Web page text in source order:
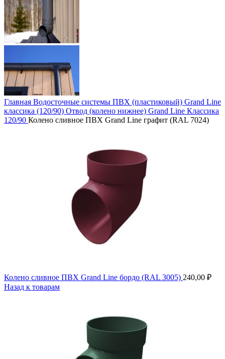
Главная Водосточные системы ПВХ (пластиковый) Grand Line
классика (120/90) Отвод (колено нижнее) Grand Line Классика
120/90 Колено сливное ПВХ Grand Line графит (RAL 7024)
Колено сливное ПВХ Grand Line бордо (RAL 3005) 240,00 ₽
Назад к товарам